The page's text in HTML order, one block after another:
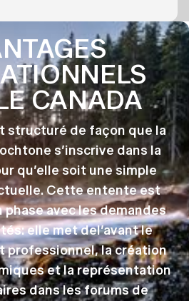
CANADA
structuré de façon que la
s’inscrive dans la
qu’elle soit une simple
Cette entente est
avec les demandes
elle met del’avant le
professionnel, la création
et la représentation
dans les forums de